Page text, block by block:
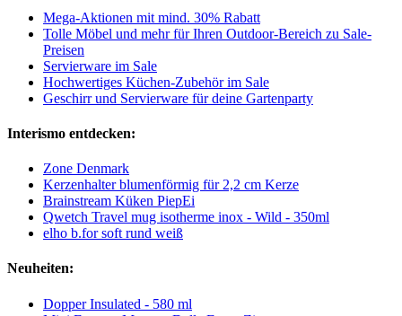
Mega-Aktionen mit mind. 30% Rabatt
Tolle Möbel und mehr für Ihren Outdoor-Bereich zu Sale-
Preisen
Servierware im Sale
Hochwertiges Küchen-Zubehör im Sale
Geschirr und Servierware für deine Gartenparty
Interismo entdecken:
Zone Denmark
Kerzenhalter blumenförmig für 2,2 cm Kerze
Brainstream Küken PiepEi
Qwetch Travel mug isotherme inox - Wild - 350ml
elho b.for soft rund weiß
Neuheiten:
Dopper Insulated - 580 ml